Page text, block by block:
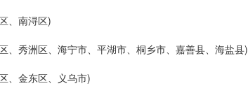
、南浔区)
、秀洲区、海宁市、平湖市、桐乡市、嘉善县、海盐县)
、金东区、义乌市)